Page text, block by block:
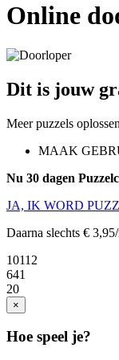
Online
Dit is jouw
Meer puzzels
MAAK
Nu 30 dagen
JA, IK WORD
Daarna slechts €
10112
641
20
×
Hoe speel je?